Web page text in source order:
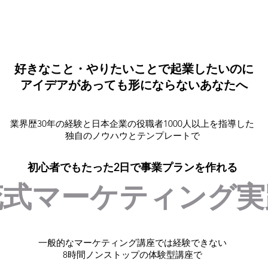
好きなこと・やりたいことで起業したいのに
アイデアがあっても形にならないあなたへ
業界歴30年の経験と日本企業の役職者1000人以上を指導した
独自のノウハウとテンプレートで
初心者でもたった2日で事業プランを作れる
マーケティング
一般的なマーケティング講座では経験できない
8時間ノンストップの体験型講座で